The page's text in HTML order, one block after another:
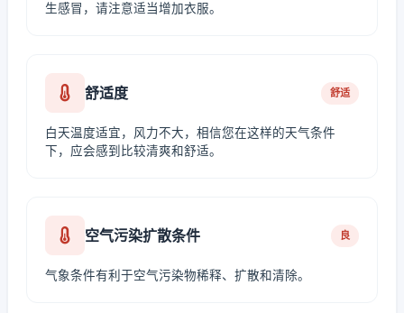
生感冒，请注意适当增加衣服。
舒适度 舒适
白天温度适宜，风力不大，相信您在这样的天气条件
下，应会感到比较清爽和舒适。
空气污染扩散条件 良
气象条件有利于空气污染物稀释、扩散和清除。